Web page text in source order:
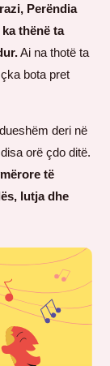
Perëndia
thënë ta
Ai na thotë ta
bota pret
deri në
orë çdo ditë.
të
lutja dhe